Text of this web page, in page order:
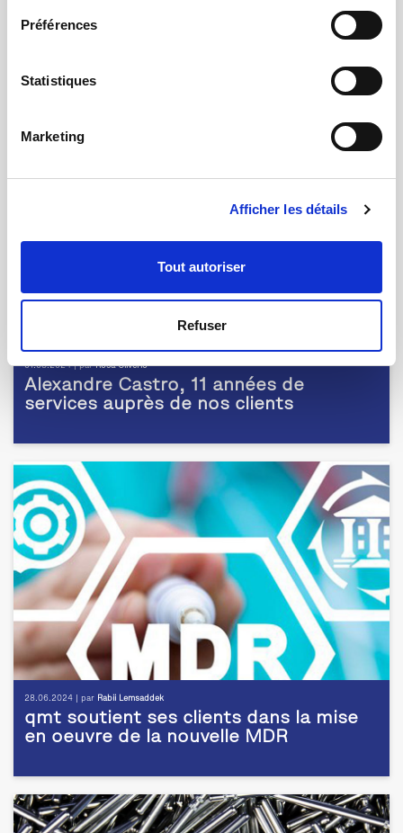
Préférences
Statistiques
Marketing
Afficher les détails
Tout autoriser
Refuser
nouvelle génération
01.08.2024 | parRosa Oliverio
Alexandre Castro, 11 années de
services auprès de nos clients
28.06.2024 | par Rabii Lemsaddek
qmt soutient ses clients dans la mise
en oeuvre de la nouvelle MDR